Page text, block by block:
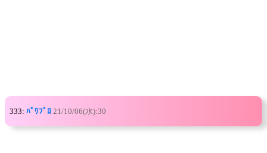
333: ﾊﾟﾜﾌﾟﾛ 21/10/06(水):30